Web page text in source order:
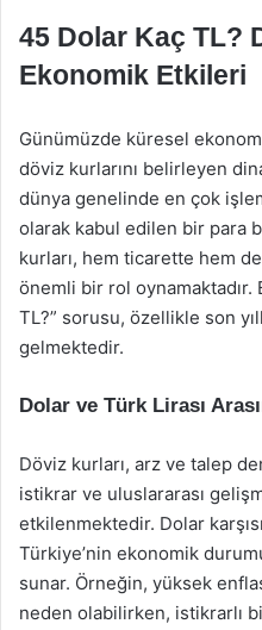
45 Dolar Kaç TL?
Ekonomik Etkileri
Günümüzde küresel
döviz kurlarını belirleyen
dünya genelinde en çok
olarak kabul edilen bir para
kurları, hem ticarette hem
önemli bir rol oynamaktadır.
TL?” sorusu, özellikle son
gelmektedir.
Dolar ve Türk Lirası
Döviz kurları, arz ve talep
istikrar ve uluslararası
etkilenmektedir. Dolar
Türkiye’nin ekonomik
sunar. Örneğin, yüksek
neden olabilirken, istikrarlı